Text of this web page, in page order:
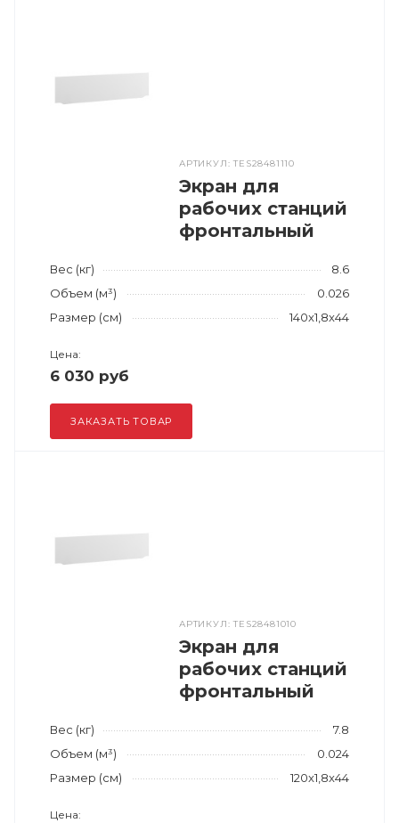
АРТИКУЛ: TES28481110
Экран для
рабочих станций
фронтальный
Вес (кг)
8.6
Объем (м³)
0.026
Размер (см)
140x1,8x44
Цена:
6 030 руб
ЗАКАЗАТЬ ТОВАР
АРТИКУЛ: TES28481010
Экран для
рабочих станций
фронтальный
Вес (кг)
7.8
Объем (м³)
0.024
Размер (см)
120x1,8x44
Цена: